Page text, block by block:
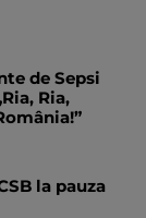
de Sepsi
Ria,
la pauza